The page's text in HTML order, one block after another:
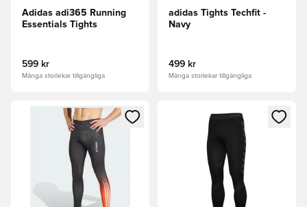
Adidas adi365 Running
Essentials Tights
599 kr
Många storlekar tillgängliga
adidas Tights Techfit -
Navy
499 kr
Många storlekar tillgängliga
Öppnar en Modal för att logga in eller registrera dig som
Öppnar en Modal för att